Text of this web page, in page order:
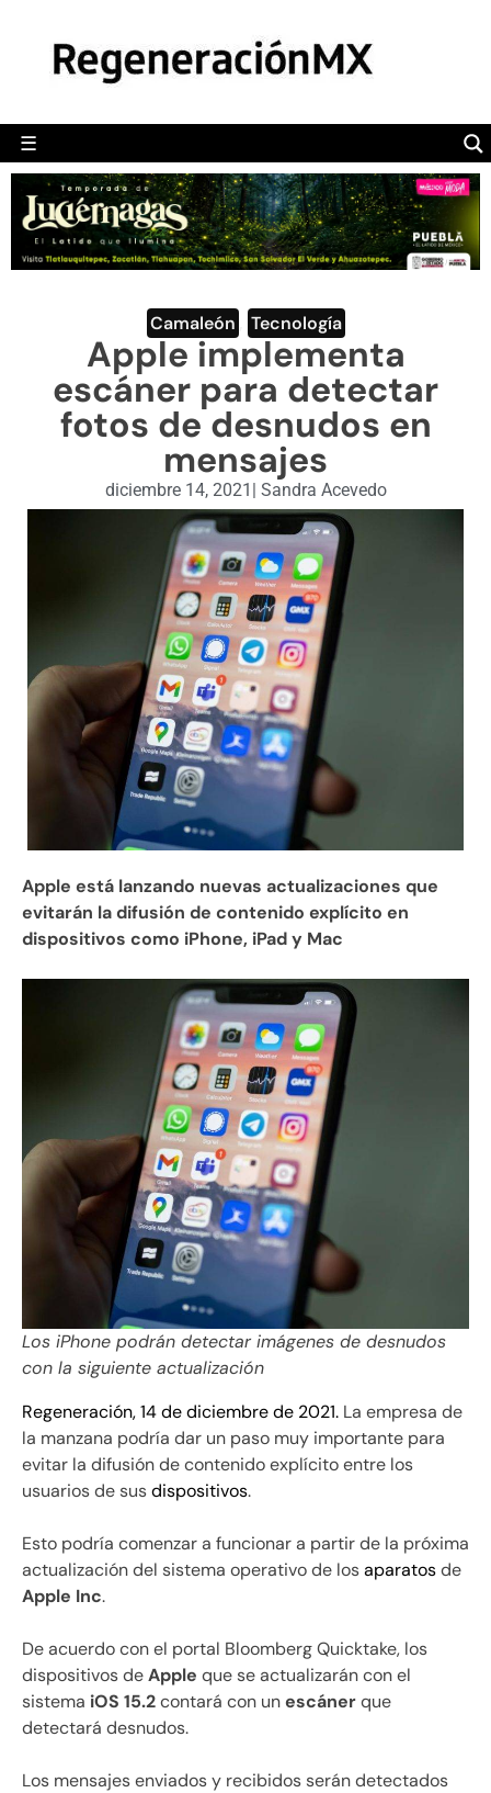
☰
POLÍTICA
CAMALEÓN
OPINIÓN
DEPORTES
ENGLISH SECTION
VIDEOS
Camaleón Tecnología
Apple implementa
escáner para detectar
fotos de desnudos en
mensajes
diciembre 14, 2021 | Sandra Acevedo
Apple está lanzando nuevas actualizaciones que
evitarán la difusión de contenido explícito en
dispositivos como iPhone, iPad y Mac
Los iPhone podrán detectar imágenes de desnudos
con la siguiente actualización
Regeneración, 14 de diciembre de 2021. La empresa de
la manzana podría dar un paso muy importante para
evitar la difusión de contenido explícito entre los
usuarios de susdispositivos.
Esto podría comenzar a funcionar a partir de la próxima
actualización del sistema operativo de losaparatosde
Apple Inc.
De acuerdo con el portal Bloomberg Quicktake, los
dispositivos deApple que se actualizarán con el
sistema iOS 15.2contará con unescánerque
detectará desnudos.
Los mensajes enviados y recibidos serán detectados